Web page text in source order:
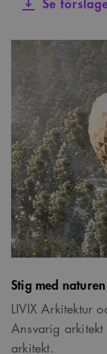
Stig med naturen
LIVIX Arkitektur
Ansvarig
arkitekt.